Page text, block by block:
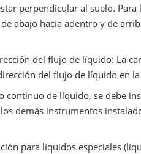
perpendicular al suelo.
abajo hacia adentro y de
del flujo de líquido: La
del flujo de líquido en
continuo de líquido, se debe
demás instrumentos
para líquidos especiales